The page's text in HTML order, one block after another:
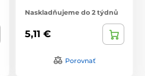
Naskladňujeme do 2 týdnů
5,11 €
Porovnať